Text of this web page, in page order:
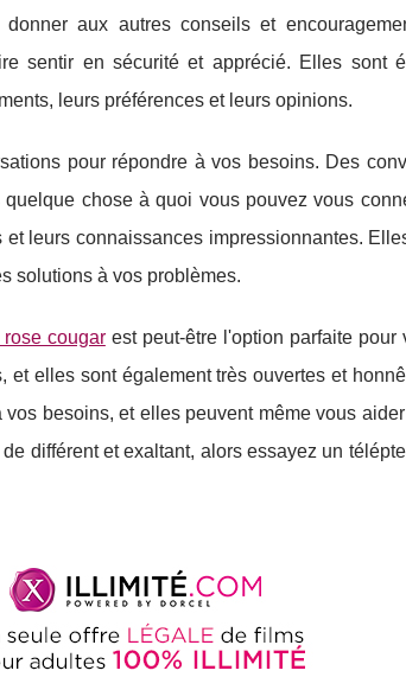
aux autres conseils et
sentir en sécurité et apprécié. Elles sont
leurs préférences et leurs opinions.
pour répondre à vos besoins. Des
chose à quoi vous pouvez vous
leurs connaissances impressionnantes.
solutions à vos problèmes.
rose cougarest peut-être l'option parfaite pour
elles sont également très ouvertes et
besoins, et elles peuvent même vous
différent et exaltant, alors essayez un